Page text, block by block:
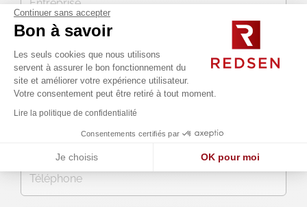
Continuer sans accepter
Bon à savoir
Les seuls cookies que nous utilisons
servent à assurer le bon fonctionnement du
site et améliorer votre expérience utilisateur.
Votre consentement peut être retiré à tout moment.
Lire la politique de confidentialité
Consentements certifiés par
Je choisis OK pour moi
Axeptio consent
Plateforme de Gestion du Consentement : Personnalisez vos